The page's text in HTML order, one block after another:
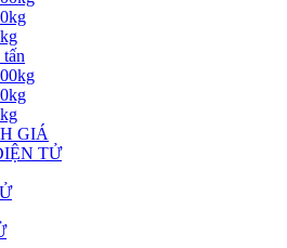
GIÁ
TỬ